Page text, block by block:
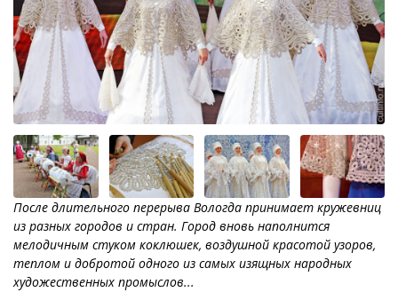
После длительного перерыва Вологда принимает кружевниц
из разных городов и стран. Город вновь наполнится
мелодичным стуком коклюшек, воздушной красотой узоров,
теплом и добротой одного из самых изящных народных
художественных промыслов...